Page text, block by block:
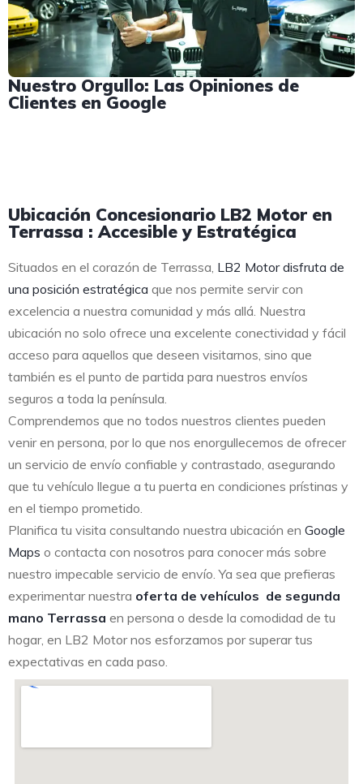
Nuestro Orgullo: Las Opiniones de
Clientes en Google
Ubicación Concesionario LB2 Motor en
Terrassa : Accesible y Estratégica
Situados en el corazón de Terrassa, LB2 Motor disfruta de
una posición estratégica que nos permite servir con
excelencia a nuestra comunidad y más allá. Nuestra
ubicación no solo ofrece una excelente conectividad y fácil
acceso para aquellos que deseen visitarnos, sino que
también es el punto de partida para nuestros envíos
seguros a toda la península.
Comprendemos que no todos nuestros clientes pueden
venir en persona, por lo que nos enorgullecemos de ofrecer
un servicio de envío confiable y contrastado, asegurando
que tu vehículo llegue a tu puerta en condiciones prístinas y
en el tiempo prometido.
Planifica tu visita consultando nuestra ubicación en Google
Maps o contacta con nosotros para conocer más sobre
nuestro impecable servicio de envío. Ya sea que prefieras
experimentar nuestra oferta de vehículos de segunda
mano Terrassa en persona o desde la comodidad de tu
hogar, en LB2 Motor nos esforzamos por superar tus
expectativas en cada paso.